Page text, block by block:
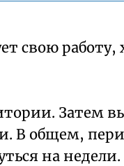
свою работу,
Затем
В общем,
на недели.